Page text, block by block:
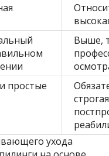
Выше,
простые
строгая
ухода